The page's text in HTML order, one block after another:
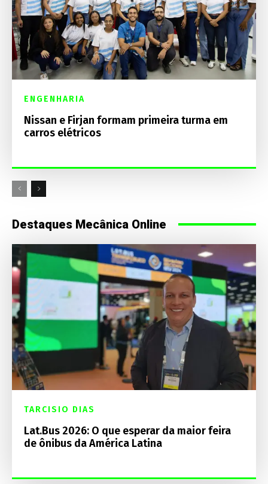
ENGENHARIA
Nissan e Firjan formam primeira turma em
carros elétricos
Destaques Mecânica Online
TARCISIO DIAS
Lat.Bus 2026: O que esperar da maior feira
de ônibus da América Latina